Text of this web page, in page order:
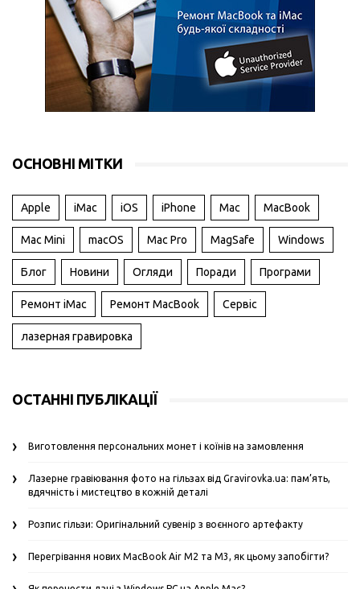
ОСНОВНІ МІТКИ
Apple iMac iOS iPhone Mac MacBook
Mac Mini macOS Mac Pro MagSafe Windows
Блог Новини Огляди Поради Програми
Ремонт iMac Ремонт MacBook Сервіс
лазерная гравировка
ОСТАННІ ПУБЛІКАЦІЇ
Виготовлення персональних монет і коїнів на замовлення
Лазерне гравіювання фото на гільзах від Gravirovka.ua: пам’ять,
вдячність і мистецтво в кожній деталі
Розпис гільзи: Оригінальний сувенір з воєнного артефакту
Перегрівання нових MacBook Air M2 та M3, як цьому запобігти?